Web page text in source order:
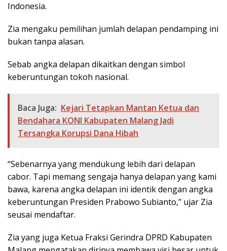
Indonesia.
Zia mengaku pemilihan jumlah delapan pendamping ini
bukan tanpa alasan.
Sebab angka delapan dikaitkan dengan simbol
keberuntungan tokoh nasional.
Baca Juga: Kejari Tetapkan Mantan Ketua dan
Bendahara KONI Kabupaten Malang Jadi
Tersangka Korupsi Dana Hibah
“Sebenarnya yang mendukung lebih dari delapan
cabor. Tapi memang sengaja hanya delapan yang kami
bawa, karena angka delapan ini identik dengan angka
keberuntungan Presiden Prabowo Subianto,” ujar Zia
seusai mendaftar.
Zia yang juga Ketua Fraksi Gerindra DPRD Kabupaten